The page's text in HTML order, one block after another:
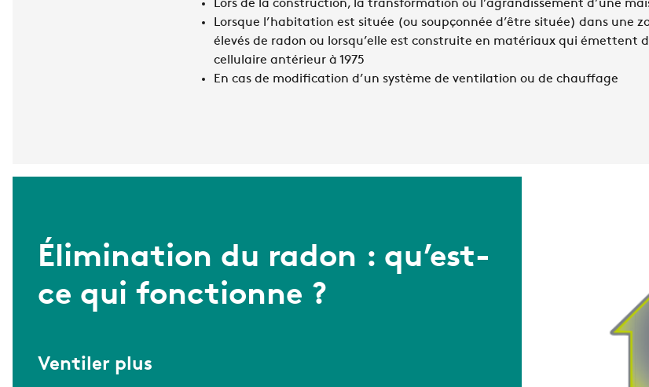
Lors de la construction, la transformation ou l’agrandissement d’une
Lorsque l’habitation est située (ou soupçonnée d’être située) dans une
élevés de radon ou lorsqu’elle est construite en matériaux qui émettent
cellulaire antérieur à 1975
En cas de modification d’un système de ventilation ou de chauffage
Élimination du radon : qu’est-
ce qui fonctionne ?
Ventiler plus